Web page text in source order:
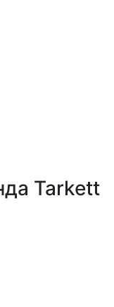
Tarkett